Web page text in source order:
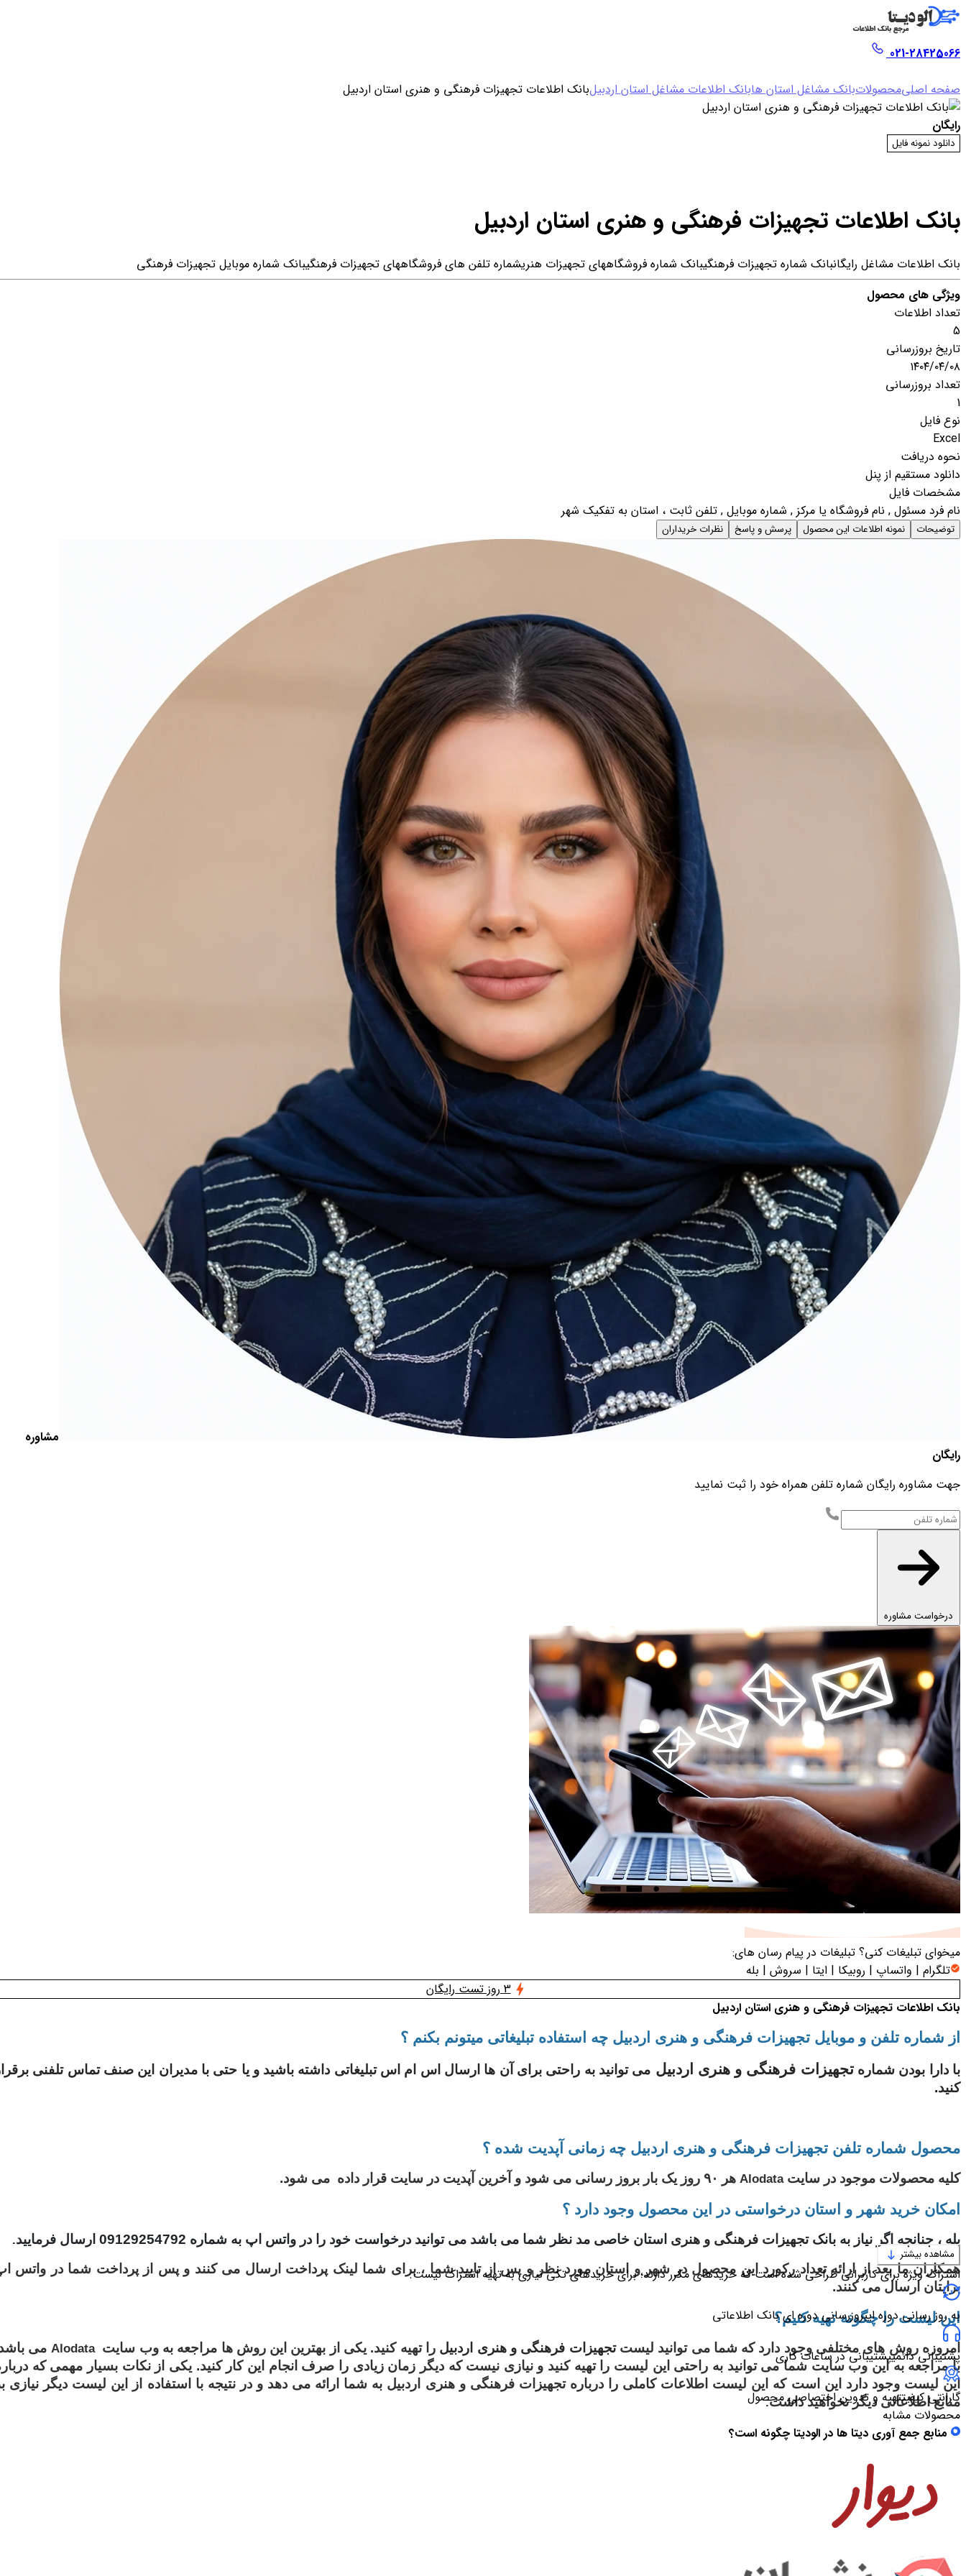
021-28425066
صفحه اصلیمحصولاتبانک مشاغل استان هابانک اطلاعات مشاغل استان اردبیلبانک اطلاعات تجهیزات فرهنگی و هنری استان اردبیل
رایگان
دانلود نمونه فایل
بانک اطلاعات تجهیزات فرهنگی و هنری استان اردبیل
بانک اطلاعات مشاغل رایگانبانک شماره تجهیزات فرهنگیبانک شماره فروشگاههای تجهیزات هنریشماره تلفن های فروشگاههای تجهیزات فرهنگیبانک شماره موبایل تجهیزات فرهنگی
ویژگی های محصول
تعداد اطلاعات
5
تاریخ بروزرسانی
۱۴۰۴/۰۴/۰۸
تعداد بروزرسانی
1
نوع فایل
Excel
نحوه دریافت
دانلود مستقیم از پنل
مشخصات فایل
نام فرد مسئول , نام فروشگاه یا مرکز , شماره موبایل , تلفن ثابت ، استان به تفکیک شهر
توضیحات نمونه اطلاعات این محصول پرسش و پاسخ نظرات خریداران
مشاوره
رایگان
جهت مشاوره رایگان شماره تلفن همراه خود را ثبت نمایید
درخواست مشاوره
میخوای تبلیغات کنی؟ تبلیغات در پیام رسان های:
تلگرام | واتساپ | روبیکا | ایتا | سروش | بله
3 روز تست رایگان
بانک اطلاعات تجهیزات فرهنگی و هنری استان اردبیل
از شماره تلفن و موبایل تجهیزات فرهنگی و هنری اردبیل چه استفاده تبلیغاتی میتونم بکنم ؟
با دارا بودن شمارهتجهیزات فرهنگی و هنری اردبیل می توانید به راحتی برای آن ها ارسال اس ام اس تبلیغاتی داشته باشید و یا حتی با مدیران این صنف تماس تلفنی
کنید.
محصول شماره تلفن تجهیزات فرهنگی و هنری اردبیل چه زمانی آپدیت شده ؟
کلیه محصولات موجود در سایتAlodata هر ۹۰ روز یک بار بروز رسانی می شود و آخرین آپدیت در سایت قرار داده می شود.
امکان خرید شهر و استان درخواستی در این محصول وجود دارد ؟
بله ، چنانچه اگر نیاز به بانکتجهیزات فرهنگی و هنری استان خاصی مد نظر شما می باشد می توانید درخواست خود را در واتس اپ به شماره 09129254792 ارسال فرمایید.
همکاران ما بعد از ارائه تعداد رکورد این محصول در شهر و استان مورد نظر و پس از تایید شما ، برای شما لینک پرداخت ارسال می کنند و پس از پرداخت شما در واتس
برایتان ارسال می کنند.
این لیست را چگونه تهیه کنیم؟
امروزه روش های مختلفی وجود دارد که شما می توانید لیستتجهیزات فرهنگی و هنری اردبیل را تهیه کنید. یکی از بهترین این روش ها مراجعه به وب سایت Alodata می
با مراجعه به این وب سایت شما می توانید به راحتی این لیست را تهیه کنید و نیازی نیست که دیگر زمان زیادی را صرف انجام این کار کنید. یکی از نکات بسیار مهمی که
این لیست وجود دارد این است که این لیست اطلاعات کاملی را درباره تجهیزات فرهنگی و هنری اردبیل به شما ارائه می دهد و در نتیجه با استفاده از این لیست دیگر نیازی
منابع اطلاعاتی دیگر نخواهید داشت.
مشاهده بیشتر
اشتراک ویژه برای کاربرانی طراحی شده است که خریدهای مکرر دارند؛ برای خریدهای تکی نیازی به تهیه اشتراک نیست.
به روز رسانی دوره ایبروزرسانی دوره ای بانک اطلاعاتی
پشتیبانی دائمیپشتیبانی در ساعات کاری
گارانتی کیفیتتهیه و تدوین اختصاصی محصول
محصولات مشابه
منابع جمع آوری دیتا ها در الودیتا چگونه است؟